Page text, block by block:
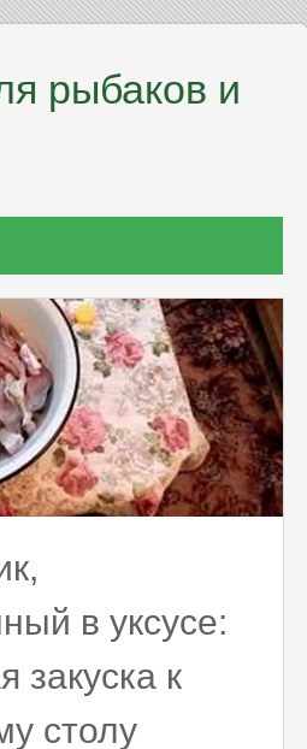
рыбаков и
в уксусе:
закуска к
столу